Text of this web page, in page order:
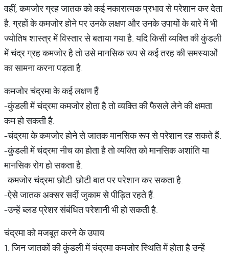
वहीं, कमजोर ग्रह जातक को कई नकारात्मक प्रभाव से परेशान कर देता
है. ग्रहों के कमजोर होने पर उनके लक्षण और उनके उपायों के बारे में भी
ज्योतिष शास्त्र में विस्तार से बताया गया है. यदि किसी व्यक्ति की कुंडली
में चंद्र ग्रह कमजोर है तो उसे मानसिक रूप से कई तरह की समस्याओं
का सामना करना पड़ता है.
कमजोर चंद्रमा के कई लक्षण हैं
-कुंडली में चंद्रमा कमजोर होता है तो व्यक्ति की फैसले लेने की क्षमता
कम हो सकती है.
-चंद्रमा के कमजोर होने से जातक मानसिक रूप से परेशान रह सकते हैं.
-कुंडली में चंद्रमा नीच का होता है तो व्यक्ति को मानसिक अशांति या
मानसिक रोग हो सकता है.
-कमजोर चंद्रमा छोटी-छोटी बात पर परेशान कर सकता है.
-ऐसे जातक अक्सर सर्दी जुकाम से पीड़ित रहते हैं.
-उन्हें ब्लड प्रेशर संबंधित परेशानी भी हो सकती है.
चंद्रमा को मजबूत करने के उपाय
1. जिन जातकों की कुंडली में चंद्रमा कमजोर स्थिति में होता है उन्हें